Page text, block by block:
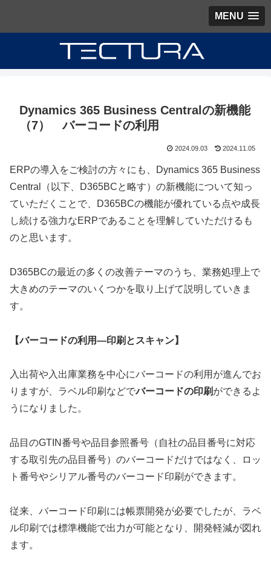
MENU
Dynamics 365 Business Centralの新機能
（7） バーコードの利用
2024.09.03 2024.11.05
ERPの導入をご検討の方々にも、Dynamics 365 Business
Central（以下、D365BCと略す）の新機能について知っ
ていただくことで、D365BCの機能が優れている点や成長
し続ける強力なERPであることを理解していただけるも
のと思います。
D365BCの最近の多くの改善テーマのうち、業務処理上で
大きめのテーマのいくつかを取り上げて説明していきま
す。
【バーコードの利用―印刷とスキャン】
入出荷や入出庫業務を中心にバーコードの利用が進んでお
りますが、ラベル印刷などでバーコードの印刷 ができるよ
うになりました。
品目のGTIN番号や品目参照番号（自社の品目番号に対応
する取引先の品目番号）のバーコードだけではなく、ロッ
ト番号やシリアル番号のバーコード印刷ができます。
従来、バーコード印刷には帳票開発が必要でしたが、ラベ
ル印刷では標準機能で出力が可能となり、開発軽減が図れ
ます。